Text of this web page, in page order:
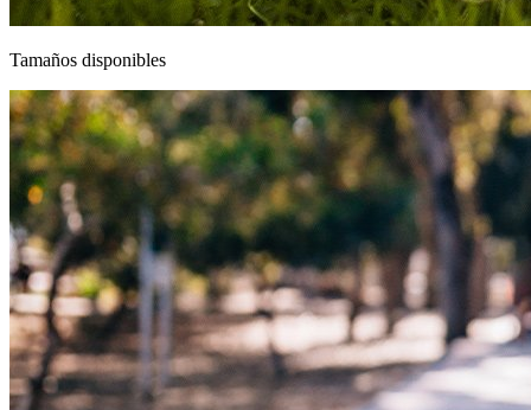
Tamaños disponibles